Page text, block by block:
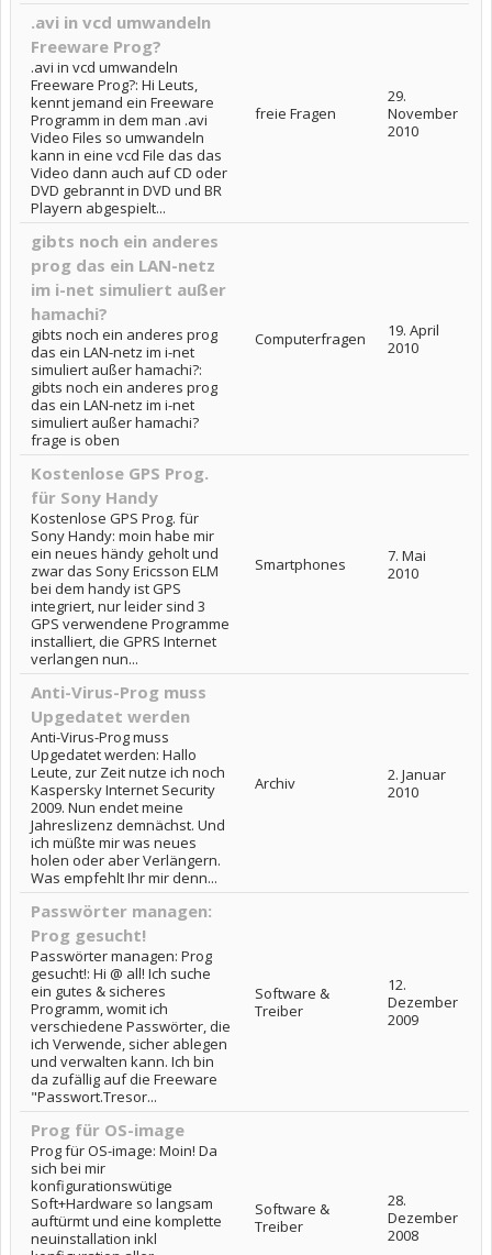
.avi in vcd umwandeln
Freeware Prog?
.avi in vcd umwandeln
Freeware Prog?: Hi Leuts,
kennt jemand ein Freeware
Programm in dem man .avi
Video Files so umwandeln
kann in eine vcd File das das
Video dann auch auf CD oder
DVD gebrannt in DVD und BR
Playern abgespielt...
freie Fragen
29.
November
2010
gibts noch ein anderes
prog das ein LAN-netz
im i-net simuliert außer
hamachi?
gibts noch ein anderes prog
das ein LAN-netz im i-net
simuliert außer hamachi?:
gibts noch ein anderes prog
das ein LAN-netz im i-net
simuliert außer hamachi?
frage is oben
Computerfragen
19. April
2010
Kostenlose GPS Prog.
für Sony Handy
Kostenlose GPS Prog. für
Sony Handy: moin habe mir
ein neues händy geholt und
zwar das Sony Ericsson ELM
bei dem handy ist GPS
integriert, nur leider sind 3
GPS verwendene Programme
installiert, die GPRS Internet
verlangen nun...
Smartphones
7. Mai
2010
Anti-Virus-Prog muss
Upgedatet werden
Anti-Virus-Prog muss
Upgedatet werden: Hallo
Leute, zur Zeit nutze ich noch
Kaspersky Internet Security
2009. Nun endet meine
Jahreslizenz demnächst. Und
ich müßte mir was neues
holen oder aber Verlängern.
Was empfehlt Ihr mir denn...
Archiv
2. Januar
2010
Passwörter managen:
Prog gesucht!
Passwörter managen: Prog
gesucht!: Hi @ all! Ich suche
ein gutes & sicheres
Programm, womit ich
verschiedene Passwörter, die
ich Verwende, sicher ablegen
und verwalten kann. Ich bin
da zufällig auf die Freeware
"Passwort.Tresor...
Software &
Treiber
12.
Dezember
2009
Prog für OS-image
Prog für OS-image: Moin! Da
sich bei mir
konfigurationswütige
Soft+Hardware so langsam
auftürmt und eine komplette
neuinstallation inkl
Software &
Treiber
28.
Dezember
2008